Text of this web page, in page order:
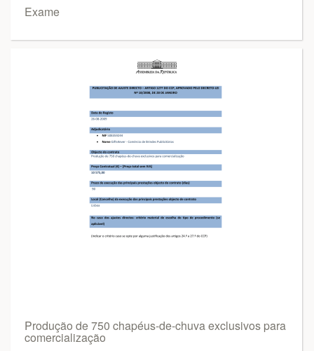
Exame
Produção de 750 chapéus-de-chuva exclusivos para
comercialização